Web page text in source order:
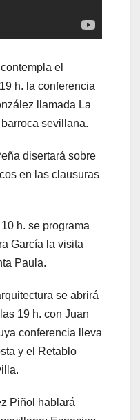
el
h. la conferencia
llamada La
sevillana.
disertará sobre
en las clausuras
h. se programa
García la visita
Paula.
se abrirá
19 h. con Juan
conferencia lleva
y el Retablo
Piñol hablará